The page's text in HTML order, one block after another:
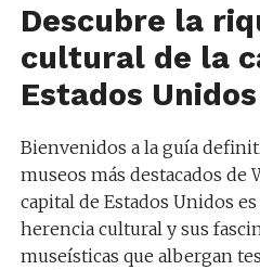
Descubre la
cultural de la
Estados Unidos
Bienvenidos a la guía
museos más destacados de
capital de Estados Unidos
herencia cultural y sus
museísticas que albergan